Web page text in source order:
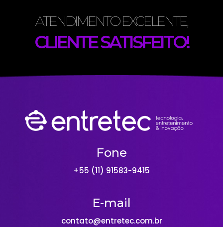
ATENDIMENTO EXCELENTE,
CLIENTE SATISFEITO!
Fone
+55 (11) 91583-9415
E-mail
contato@entretec.com.br